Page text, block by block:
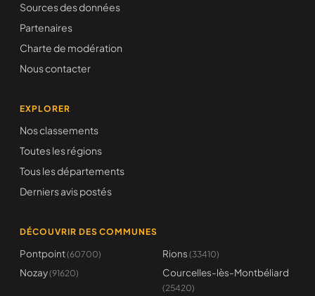
Sources des données
Partenaires
Charte de modération
Nous contacter
EXPLORER
Nos classements
Toutes les régions
Tous les départements
Derniers avis postés
DÉCOUVRIR DES COMMUNES
Pontpoint(60700) Rions (33410)
Nozay(91620) Courcelles-lès-Montbéliard
(25420)